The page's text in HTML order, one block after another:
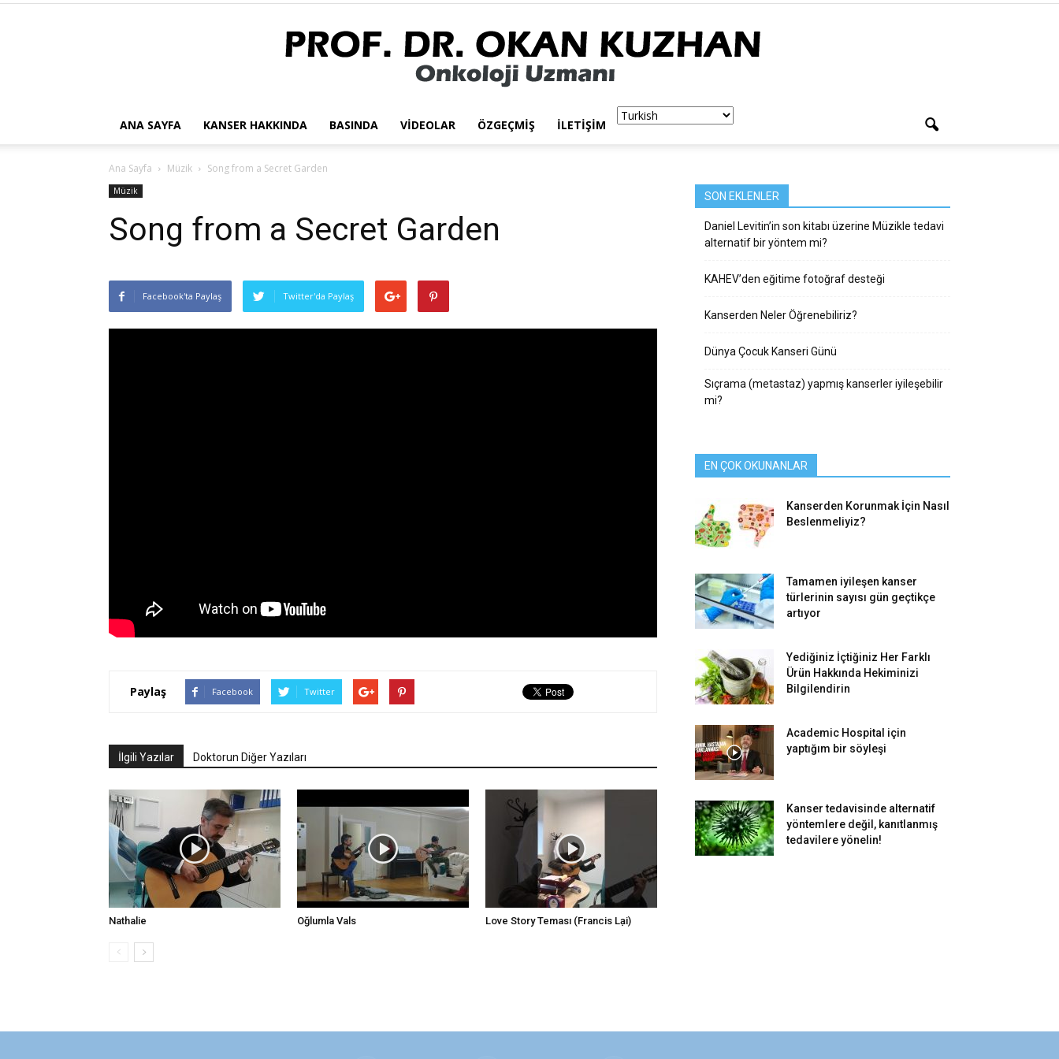
ANA SAYFA KANSER HAKKINDA BASINDA VIDEOLAR ÖZGEÇMIŞ İLETIŞIM
Ana Sayfa Müzik Song from a Secret Garden
Müzik
Song from a Secret Garden
Facebook'ta Paylaş Twitter'da Paylaş
Paylaş Facebook Twitter
İlgili Yazılar Doktorun Diğer Yazıları
Nathalie Oğlumla Vals Love Story Teması (Francis Lại)
SON EKLENLER
Daniel Levitin’in son kitabı üzerine Müzikle tedavi
alternatif bir yöntem mi?
KAHEV’den eğitime fotoğraf desteği
Kanserden Neler Öğrenebiliriz?
Dünya Çocuk Kanseri Günü
Sıçrama (metastaz) yapmış kanserler iyileşebilir
mi?
EN ÇOK OKUNANLAR
Kanserden Korunmak İçin Nasıl
Beslenmeliyiz?
Tamamen iyileşen kanser
türlerinin sayısı gün geçtikçe
artıyor
Yediğiniz İçtiğiniz Her Farklı
Ürün Hakkında Hekiminizi
Bilgilendirin
Academic Hospital için
yaptığım bir söyleşi
Kanser tedavisinde alternatif
yöntemlere değil, kanıtlanmış
tedavilere yönelin!